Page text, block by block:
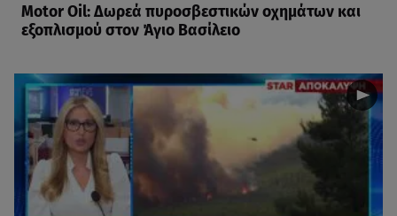
Motor Oil: Δωρεά πυροσβεστικών οχημάτων και
εξοπλισμού στον Άγιο Βασίλειο